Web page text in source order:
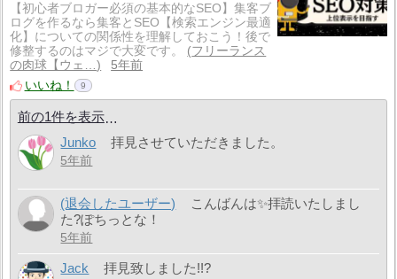
【初心者ブロガー必須の基本的なSEO】集客ブ
ログを作るなら集客とSEO【検索エンジン最適
化】についての関係性を理解しておこう！後で
修整するのはマジで大変です。
フリーランス
の肉球【ウェ…
5年前
いいね！
9
前の1件を表示
Junko
拝見させていただきました。
5年前
(退会したユーザー)
こんばんは✨拝読いたしまし
た?ぽちっとな！
5年前
Jack 拝見致しました!!?